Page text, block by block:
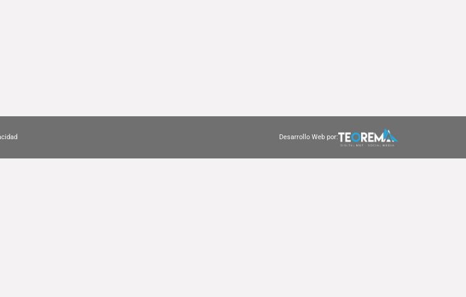
Desarrollo Web por: